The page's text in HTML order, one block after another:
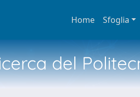
Home Sfoglia
del